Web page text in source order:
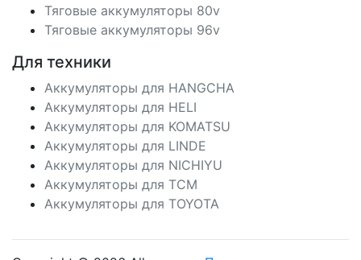
Тяговые аккумуляторы 80v
Тяговые аккумуляторы 96v
Для техники
Аккумуляторы для HANGCHA
Аккумуляторы для HELI
Аккумуляторы для KOMATSU
Аккумуляторы для LINDE
Аккумуляторы для NICHIYU
Аккумуляторы для TCM
Аккумуляторы для TOYOTA